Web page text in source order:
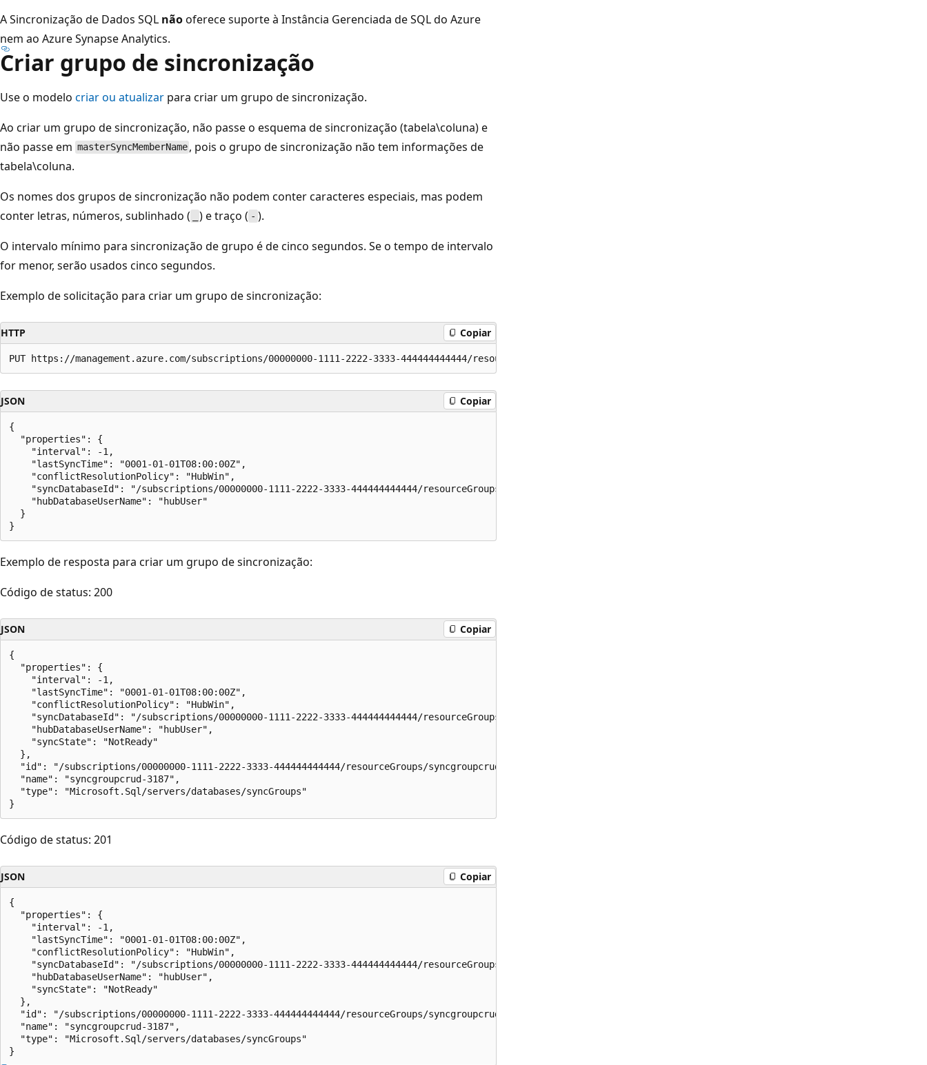
A Sincronização de Dados SQL nãooferece suporte à Instância Gerenciada de SQL do Azure
nem ao Azure Synapse Analytics.
Criar grupo de sincronização
Use o modelo criar ou atualizar para criar um grupo de sincronização.
Ao criar um grupo de sincronização, não passe o esquema de sincronização (tabela\coluna) e
não passe em masterSyncMemberName , pois o grupo de sincronização não tem informações de
tabela\coluna.
Os nomes dos grupos de sincronização não podem conter caracteres especiais, mas podem
conter letras, números, sublinhado (
) e traço ( - ).
O intervalo mínimo para sincronização de grupo é de cinco segundos. Se o tempo de intervalo
for menor, serão usados cinco segundos.
Exemplo de solicitação para criar um grupo de sincronização:
HTTP Copiar
JSON Copiar
{
  "properties": {
    "interval": -1,
    "lastSyncTime": "0001-01-01T08:00:00Z",
    "conflictResolutionPolicy": "HubWin",
"syncDatabaseId": "/subscriptions/00000000-1111-2222-3333-444444444444/resourceGroups/syncgroupcrud-3521/providers/Microsoft.Sql/servers/syncgroupcrud-8475/
    "hubDatabaseUserName": "hubUser"
  }
Exemplo de resposta para criar um grupo de sincronização:
Código de status: 200
JSON Copiar
{
  "properties": {
    "interval": -1,
    "lastSyncTime": "0001-01-01T08:00:00Z",
    "conflictResolutionPolicy": "HubWin",
"syncDatabaseId": "/subscriptions/00000000-1111-2222-3333-444444444444/resourceGroups/syncgroupcrud-3521/providers/Microsoft.Sql/servers/syncgroupcrud-8475/
    "hubDatabaseUserName": "hubUser",
    "syncState": "NotReady"
  },
"id": "/subscriptions/00000000-1111-2222-3333-444444444444/resourceGroups/syncgroupcrud-3521/providers/Microsoft.Sql/servers/syncgroupcrud-8475/databases/
  "name": "syncgroupcrud-3187",
  "type": "Microsoft.Sql/servers/databases/syncGroups"
Código de status: 201
JSON Copiar
{
  "properties": {
    "interval": -1,
    "lastSyncTime": "0001-01-01T08:00:00Z",
    "conflictResolutionPolicy": "HubWin",
"syncDatabaseId": "/subscriptions/00000000-1111-2222-3333-444444444444/resourceGroups/syncgroupcrud-3521/providers/Microsoft.Sql/servers/syncgroupcrud-8475/
    "hubDatabaseUserName": "hubUser",
    "syncState": "NotReady"
  },
"id": "/subscriptions/00000000-1111-2222-3333-444444444444/resourceGroups/syncgroupcrud-3521/providers/Microsoft.Sql/servers/syncgroupcrud-8475/databases/
  "name": "syncgroupcrud-3187",
  "type": "Microsoft.Sql/servers/databases/syncGroups"